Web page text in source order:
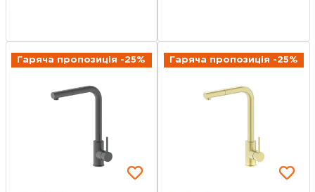
Гаряча пропозиція -25% Гаряча пропозиція -25%